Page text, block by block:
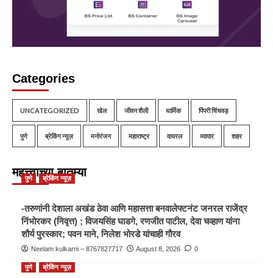
Categories
UNCATEGORIZED खेल जीवन शैली धार्मिक पिंपरी चिंचवड़
पुणे ब्रेकिंग न्यूज़ मनोरंजन महाराष्ट्र वायरल व्यापार शहर
महत्त्वाच्या बातम्या
पुणे ब्रेकिंग न्यूज़
-तरुणांनी देशाला अखंड ठेवा आणि महासत्ता बनवालेफ्टनंट जनरल राजेंद्र
निंभोरकर (निवृत्त) ; विजयसिंह घाडगे, रणजीत पाटील, देवा चव्हाण यांना
शौर्य पुरस्कार; पवन माने, निलेश भोरडे यांचाही गौरव
Neelam kulkarni – 8767827717 August 8, 2026 0
पुणे ब्रेकिंग न्यूज़